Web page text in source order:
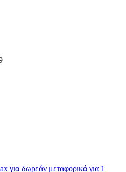
για δωρεάν μεταφορικά για 1